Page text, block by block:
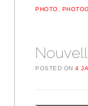
PHOTO
POSTED ON4